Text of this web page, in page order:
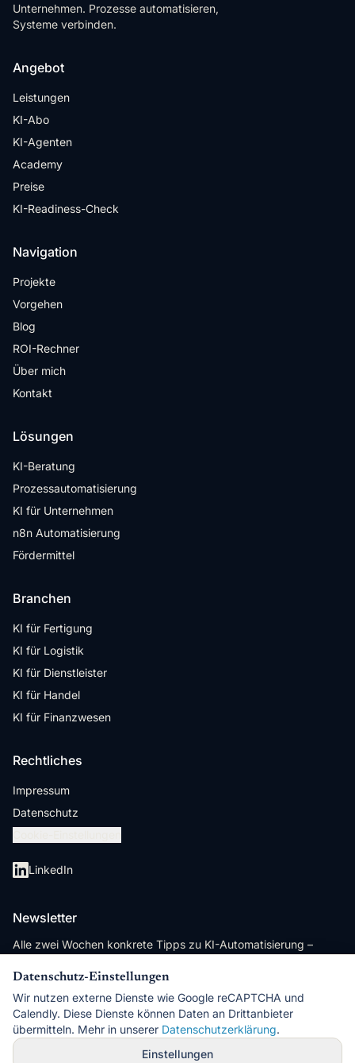
Unternehmen. Prozesse automatisieren,
Systeme verbinden.
Angebot
Leistungen
KI-Abo
KI-Agenten
Academy
Preise
KI-Readiness-Check
Navigation
Projekte
Vorgehen
Blog
ROI-Rechner
Über mich
Kontakt
Lösungen
KI-Beratung
Prozessautomatisierung
KI für Unternehmen
n8n Automatisierung
Fördermittel
Branchen
KI für Fertigung
KI für Logistik
KI für Dienstleister
KI für Handel
KI für Finanzwesen
Rechtliches
Impressum
Datenschutz
LinkedIn
Newsletter
Alle zwei Wochen konkrete Tipps zu KI-Automatisierung –
Jetzt anmelden
Mit der Anmeldung akzeptierst du unsere Datenschutzerklärung
Datenschutz-Einstellungen
Wir nutzen externe Dienste wie Google reCAPTCHA und
Calendly. Diese Dienste können Daten an Drittanbieter
übermitteln. Mehr in unserer Datenschutzerklärung.
Einstellungen